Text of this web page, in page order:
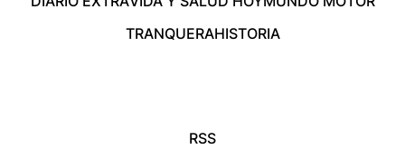
TRANQUERAHISTORIA
RSS